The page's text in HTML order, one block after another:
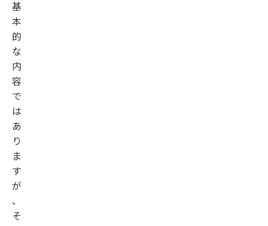
基
本
的
な
内
容
で
は
あ
り
ま
す
が
、
そ